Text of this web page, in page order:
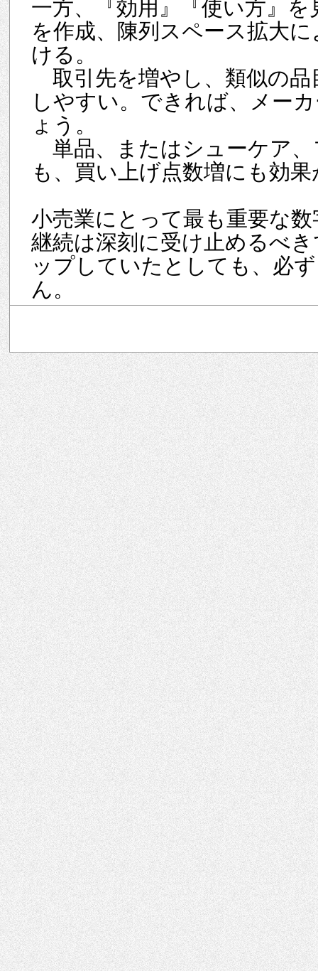
一方、『効用』『使い方』
を作成、陳列スペース拡大
ける。
取引先を増やし、類似の品
しやすい。できれば、メー
ょう。
単品、またはシューケア、
も、買い上げ点数増にも効
小売業にとって最も重要な
継続は深刻に受け止めるべ
ップしていたとしても、必